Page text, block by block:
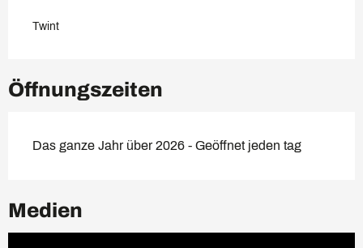
Twint
Öffnungszeiten
Das ganze Jahr über 2026 - Geöffnet jeden tag
Medien